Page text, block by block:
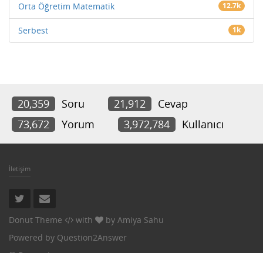
Orta Öğretim Matematik 12.7k
Serbest 1k
20,359 Soru 21,912
Cevap
73,672
Yorum 3,972,784 Kullanıcı
İletişim
Donut Theme with by Amiya Sahu
Powered by Question2Answer